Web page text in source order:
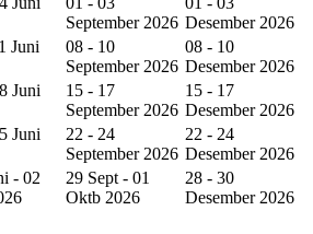
September 2026 Desember 2026
Juni
08 - 10
September 2026
08 - 10
Desember 2026
Juni
15 - 17
September 2026
15 - 17
Desember 2026
Juni
22 - 24
September 2026
22 - 24
Desember 2026
- 02
29 Sept - 01
Oktb 2026
28 - 30
Desember 2026